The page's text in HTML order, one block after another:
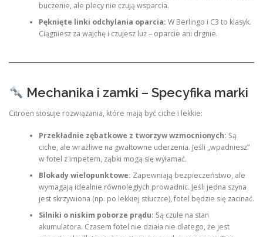
buczenie, ale plecy nie czują wsparcia.
Pęknięte linki odchylania oparcia: W Berlingo i C3 to klasyk.
Ciągniesz za wajchę i czujesz luz – oparcie ani drgnie.
Mechanika i zamki – Specyfika marki
Citroën stosuje rozwiązania, które mają być ciche i lekkie:
Przekładnie zębatkowe z tworzyw wzmocnionych: Są
ciche, ale wrażliwe na gwałtowne uderzenia. Jeśli „wpadniesz”
w fotel z impetem, ząbki mogą się wyłamać.
Blokady wielopunktowe: Zapewniają bezpieczeństwo, ale
wymagają idealnie równoległych prowadnic. Jeśli jedna szyna
jest skrzywiona (np. po lekkiej stłuczce), fotel będzie się zacinać.
Silniki o niskim poborze prądu: Są czułe na stan
akumulatora. Czasem fotel nie działa nie dlatego, że jest